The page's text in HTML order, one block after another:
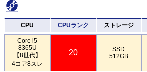
CPU CPUランク ストレージ
Core i5
8365U
【8世代】
4コア8スレ
20
SSD
512GB